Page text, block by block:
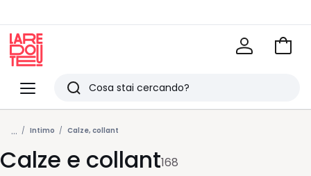
Menu
Redoute
Ricerca
Ultimi
articoli
visti
Vai
... Intimo Calze, collant
Calze e collant168